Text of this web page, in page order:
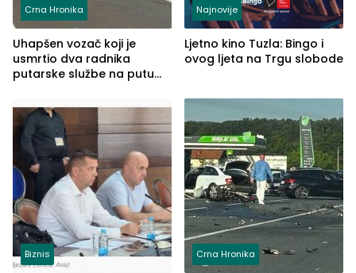
Crna Hronika
Uhapšen vozač koji je
usmrtio dva radnika
putarske službe na putu
(FOTO)
Najnovije
Ljetno kino Tuzla: Bingo i
ovog ljeta na Trgu slobode
Biznis Crna Hronika